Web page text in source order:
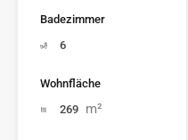
Badezimmer
6
Wohnfläche
269 m²